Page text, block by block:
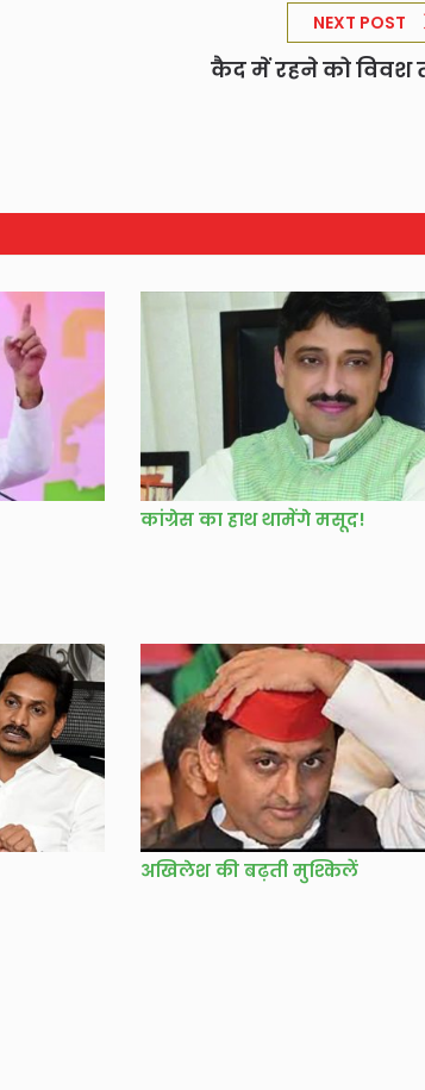
NEXT POST
कैद में रहने को विवश
कांग्रेस का हाथ थामेंगे मसूद!
अखिलेश की बढ़ती मुश्किलें